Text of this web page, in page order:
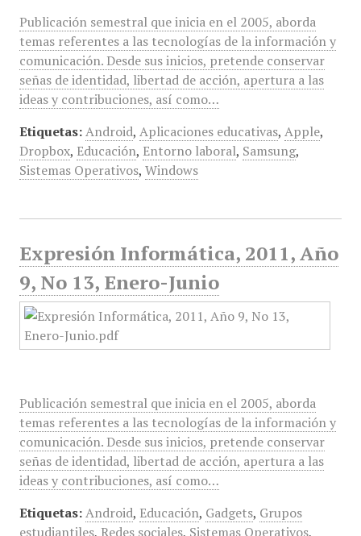
Publicación semestral que inicia en el 2005, aborda
temas referentes a las tecnologías de la información y
comunicación. Desde sus inicios, pretende conservar
señas de identidad, libertad de acción, apertura a las
ideas y contribuciones, así como…
Etiquetas: Android, Aplicaciones educativas, Apple,
Dropbox, Educación, Entorno laboral, Samsung,
Sistemas Operativos, Windows
Expresión Informática, 2011, Año
9, No 13, Enero-Junio
Publicación semestral que inicia en el 2005, aborda
temas referentes a las tecnologías de la información y
comunicación. Desde sus inicios, pretende conservar
señas de identidad, libertad de acción, apertura a las
ideas y contribuciones, así como…
Etiquetas: Android, Educación, Gadgets, Grupos
estudiantiles, Redes sociales, Sistemas Operativos,